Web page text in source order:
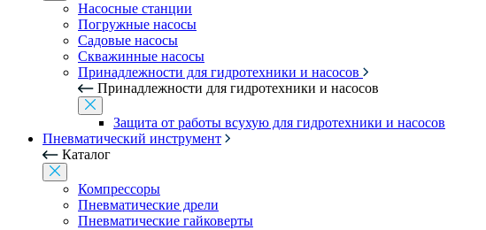
Насосные станции
Погружные насосы
Садовые насосы
Скважинные насосы
Принадлежности для гидротехники и насосов
Принадлежности для гидротехники и насосов
Защита от работы всухую для гидротехники и насосов
Пневматический инструмент
Каталог
Компрессоры
Пневматические дрели
Пневматические гайковерты